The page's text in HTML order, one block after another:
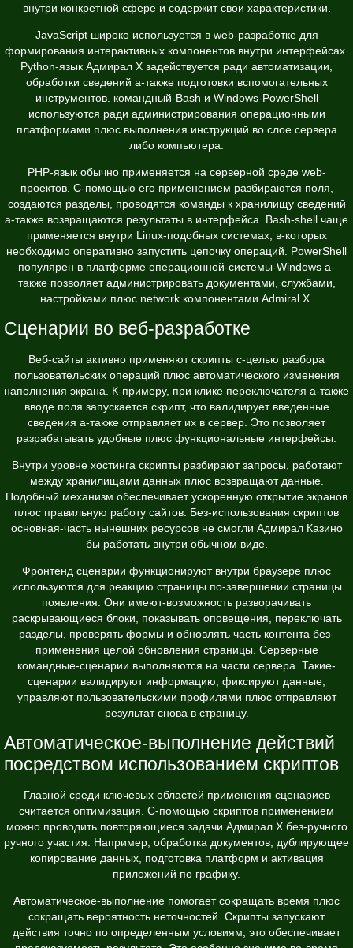
внутри конкретной сфере и содержит свои характеристики.
JavaScript широко используется в web-разработке для
формирования интерактивных компонентов внутри интерфейсах.
Python-язык Адмирал Х задействуется ради автоматизации,
обработки сведений а-также подготовки вспомогательных
инструментов. командный-Bash и Windows-PowerShell
используются ради администрирования операционными
платформами плюс выполнения инструкций во слое сервера
либо компьютера.
PHP-язык обычно применяется на серверной среде web-
проектов. С-помощью его применением разбираются поля,
создаются разделы, проводятся команды к хранилищу сведений
а-также возвращаются результаты в интерфейса. Bash-shell чаще
применяется внутри Linux-подобных системах, в-которых
необходимо оперативно запустить цепочку операций. PowerShell
популярен в платформе операционной-системы-Windows а-
также позволяет администрировать документами, службами,
настройками плюс network компонентами Admiral X.
Сценарии во веб-разработке
Веб-сайты активно применяют скрипты с-целью разбора
пользовательских операций плюс автоматического изменения
наполнения экрана. К-примеру, при клике переключателя а-также
вводе поля запускается скрипт, что валидирует введенные
сведения а-также отправляет их в сервер. Это позволяет
разрабатывать удобные плюс функциональные интерфейсы.
Внутри уровне хостинга скрипты разбирают запросы, работают
между хранилищами данных плюс возвращают данные.
Подобный механизм обеспечивает ускоренную открытие экранов
плюс правильную работу сайтов. Без-использования скриптов
основная-часть нынешних ресурсов не смогли Адмирал Казино
бы работать внутри обычном виде.
Фронтенд сценарии функционируют внутри браузере плюс
используются для реакцию страницы по-завершении страницы
появления. Они имеют-возможность разворачивать
раскрывающиеся блоки, показывать оповещения, переключать
разделы, проверять формы и обновлять часть контента без-
применения целой обновления страницы. Серверные
командные-сценарии выполняются на части сервера. Такие-
сценарии валидируют информацию, фиксируют данные,
управляют пользовательскими профилями плюс отправляют
результат снова в страницу.
Автоматическое-выполнение действий
посредством использованием скриптов
Главной среди ключевых областей применения сценариев
считается оптимизация. С-помощью скриптов применением
можно проводить повторяющиеся задачи Адмирал Х без-ручного
ручного участия. Например, обработка документов, дублирующее
копирование данных, подготовка платформ и активация
приложений по графику.
Автоматическое-выполнение помогает сокращать время плюс
сокращать вероятность неточностей. Скрипты запускают
действия точно по определенным условиям, это обеспечивает